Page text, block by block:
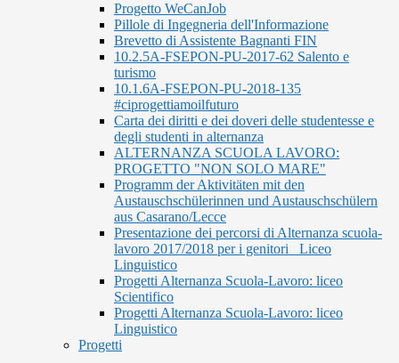
Progetto WeCanJob
Pillole di Ingegneria dell'Informazione
Brevetto di Assistente Bagnanti FIN
10.2.5A-FSEPON-PU-2017-62 Salento e
turismo
10.1.6A-FSEPON-PU-2018-135
#ciprogettiamoilfuturo
Carta dei diritti e dei doveri delle studentesse e
degli studenti in alternanza
ALTERNANZA SCUOLA LAVORO:
PROGETTO "NON SOLO MARE"
Programm der Aktivitäten mit den
Austauschschülerinnen und Austauschschülern
aus Casarano/Lecce
Presentazione dei percorsi di Alternanza scuola-
lavoro 2017/2018 per i genitori_ Liceo
Linguistico
Progetti Alternanza Scuola-Lavoro: liceo
Scientifico
Progetti Alternanza Scuola-Lavoro: liceo
Linguistico
Progetti